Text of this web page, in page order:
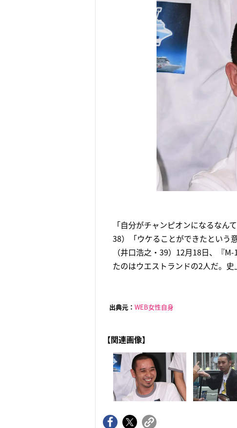
「自分がチャンピオンになるな
38）「ウケることができたという
（井口浩之・39）12月18日、『
たのはウエストランドの2人だ。
出典元： WEB女性自身
【関連画像】